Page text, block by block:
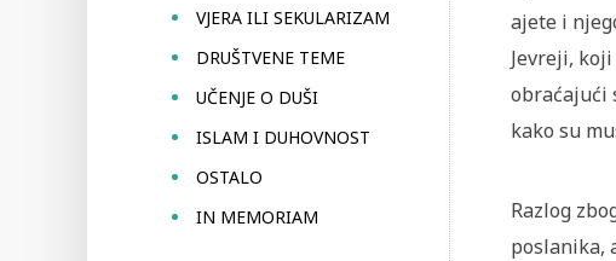
VJERA ILI SEKULARIZAM
DRUŠTVENE TEME
UČENJE O DUŠI
ISLAM I DUHOVNOST
OSTALO
IN MEMORIAM
ajete i
Jevreji,
obraćajući
kako su
Razlog
poslanika,